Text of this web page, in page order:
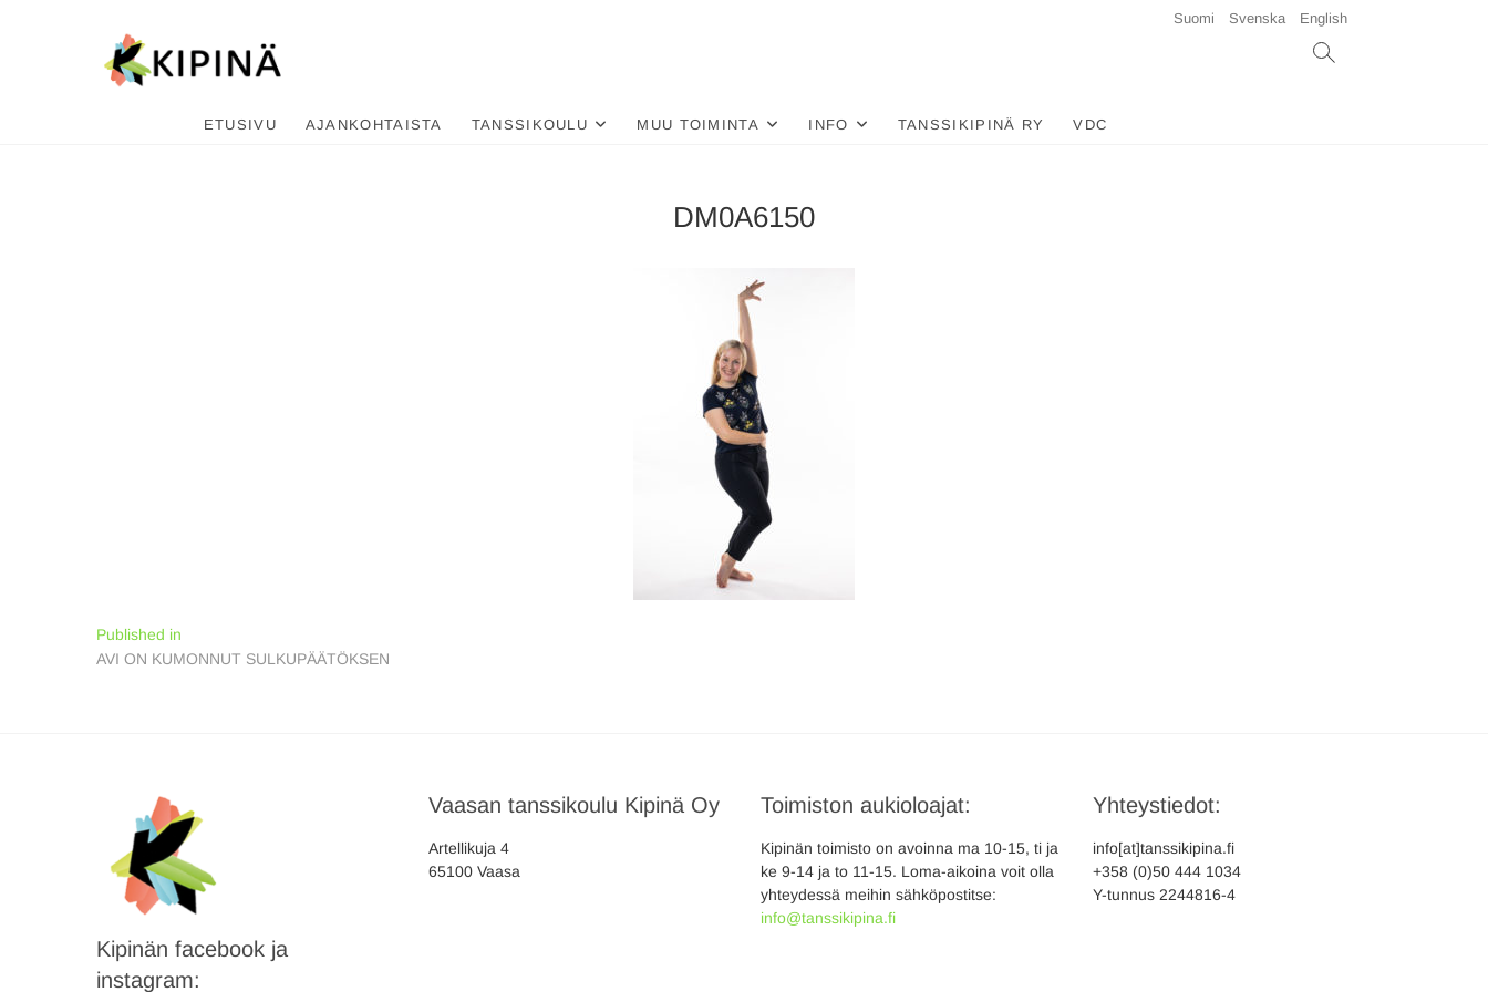
Suomi Svenska English
ETUSIVU AJANKOHTAISTA TANSSIKOULU MUU TOIMINTA INFO TANSSIKIPINÄ RY VDC
DM0A6150
Artikkelien
selaus
Published in
AVI ON KUMONNUT SULKUPÄÄTÖKSEN
Kipinän facebook ja
instagram:
Vaasan tanssikoulu Kipinä Oy
Artellikuja 4
65100 Vaasa
Toimiston aukioloajat:
Kipinän toimisto on avoinna ma 10-15, ti ja
ke 9-14 ja to 11-15. Loma-aikoina voit olla
yhteydessä meihin sähköpostitse:
info@tanssikipina.fi
Yhteystiedot:
info[at]tanssikipina.fi
+358 (0)50 444 1034
Y-tunnus 2244816-4